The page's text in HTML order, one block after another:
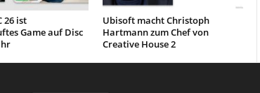
26 ist
Game auf Disc
Ubisoft macht Christoph
Hartmann zum Chef von
Creative House 2